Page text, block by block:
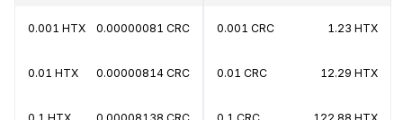
0.001 HTX 0.00000081 CRC
0.01 HTX 0.00000814 CRC
0.1 HTX 0.00008138 CRC
0.001 CRC 1.23 HTX
0.01 CRC 12.29 HTX
0.1 CRC 122.88 HTX